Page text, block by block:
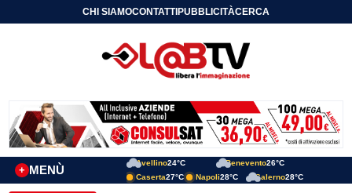
CHI SIAMOCONTATTIPUBBLICITÀCERCA
MENÙ
+
Avellino24°C Benevento26°C
Caserta27°C Napoli28°C Salerno28°C